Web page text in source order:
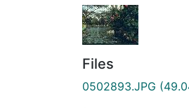
Files
0502893.JPG